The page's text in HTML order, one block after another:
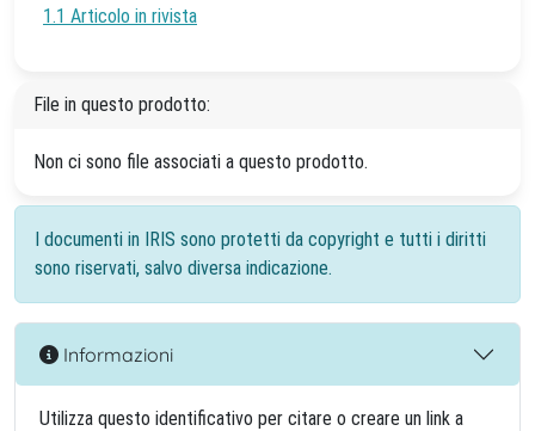
1.1 Articolo in rivista
File in questo prodotto:
Non ci sono file associati a questo prodotto.
I documenti in IRIS sono protetti da copyright e tutti i diritti
sono riservati, salvo diversa indicazione.
Informazioni
Utilizza questo identificativo per citare o creare un link a